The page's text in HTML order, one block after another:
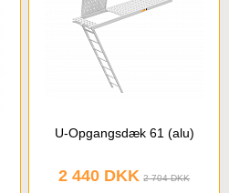
U-Opgangsdæk 61 (alu)
2 440 DKK 2 704 DKK